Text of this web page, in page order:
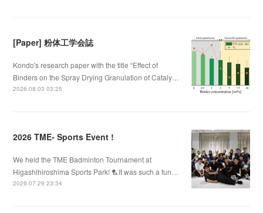
[Paper] 粉体工学会誌
Kondo's research paper with the title “Effect of
Binders on the Spray Drying Granulation of Cataly…
2026.08.03 03:25
2026 TME- Sports Event !
We held the TME Badminton Tournament at
Higashihiroshima Sports Park! 🏸It was such a fun…
2026.07.29 23:34